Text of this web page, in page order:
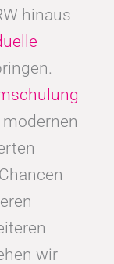
hinaus
wir